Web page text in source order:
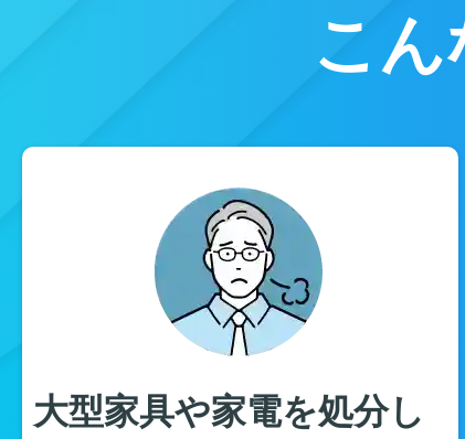
こ
大型家具や家電を処分し